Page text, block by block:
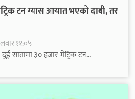
टन ग्यास आयात भएको दाबी, तर
११:०५
सातामा ३० हजार मेट्रिक टन...